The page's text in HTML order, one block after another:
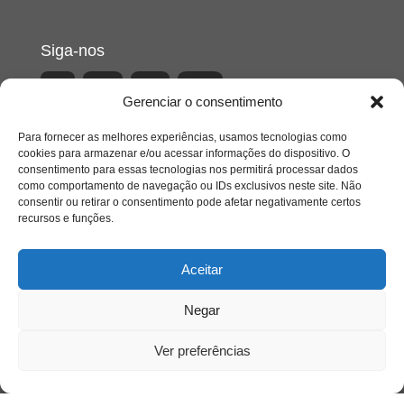
Gerenciar o consentimento
Para fornecer as melhores experiências, usamos tecnologias como
cookies para armazenar e/ou acessar informações do dispositivo. O
consentimento para essas tecnologias nos permitirá processar dados
como comportamento de navegação ou IDs exclusivos neste site. Não
consentir ou retirar o consentimento pode afetar negativamente certos
recursos e funções.
Aceitar
Negar
Ver preferências
Siga-nos